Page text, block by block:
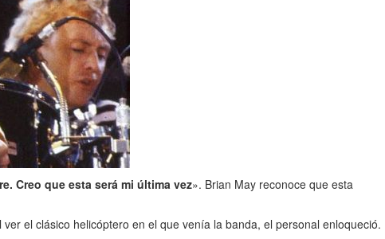
Creo que esta será mi última vez». Brian May reconoce que esta
el clásico helicóptero en el que venía la banda, el personal enloqueció.